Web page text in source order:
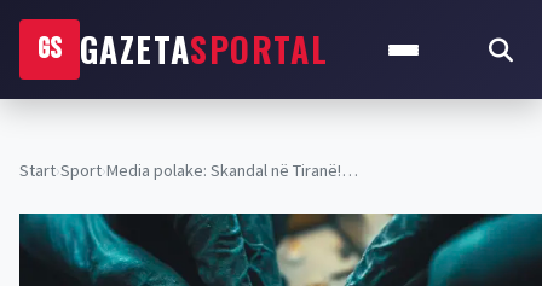
GS GAZETASPORTAL
Start›Sport›Media polake: Skandal në Tiranë!…